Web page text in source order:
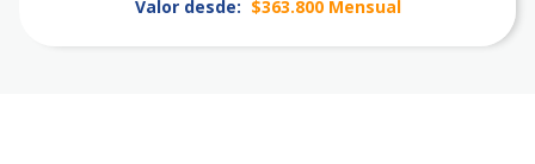
Valor desde: $363.800 Mensual